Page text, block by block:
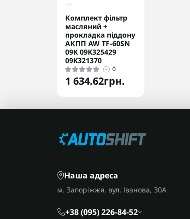
Комплект фільтр
масляний +
прокладка піддону
АКПП AW TF-60SN
09K 09K325429
09K321370
0
1 634.62грн.
Наша адреса
м. Запоріжжя, вул. Іванова, 30А
+38 (095) 226-84-52